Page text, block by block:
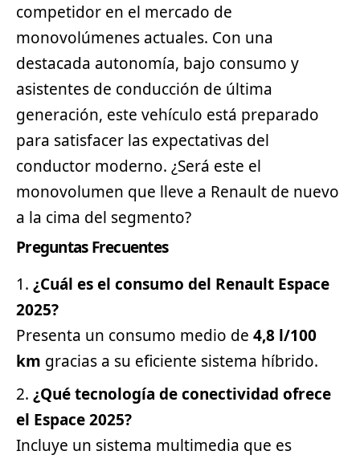
competidor en el mercado de
monovolúmenes actuales. Con una
destacada autonomía, bajo consumo y
asistentes de conducción de última
generación, este vehículo está preparado
para satisfacer las expectativas del
conductor moderno. ¿Será este el
monovolumen que lleve a Renault de nuevo
a la cima del segmento?
Preguntas Frecuentes
¿Cuál es el consumo del Renault Espace
2025?
Presenta un consumo medio de 4,8 l/100
km gracias a su eficiente sistema híbrido.
¿Qué tecnología de conectividad ofrece
el Espace 2025?
Incluye un sistema multimedia que es